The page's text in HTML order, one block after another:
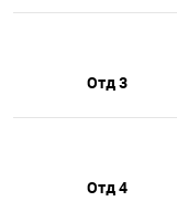
Отд 3
Отд 4